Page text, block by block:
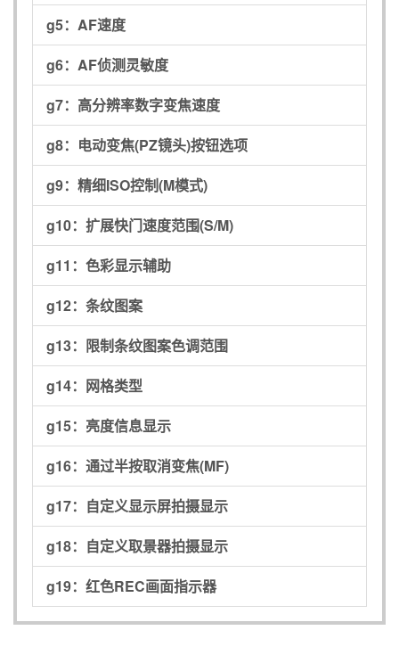
g5： AF速度
g6： AF侦测灵敏度
g7： 高分辨率数字变焦速度
g8： 电动变焦(PZ镜头)按钮选项
g9： 精细ISO控制(M模式)
g10： 扩展快门速度范围(S/M)
g11： 色彩显示辅助
g12： 条纹图案
g13： 限制条纹图案色调范围
g14： 网格类型
g15： 亮度信息显示
g16： 通过半按取消变焦(MF)
g17： 自定义显示屏拍摄显示
g18： 自定义取景器拍摄显示
g19： 红色REC画面指示器